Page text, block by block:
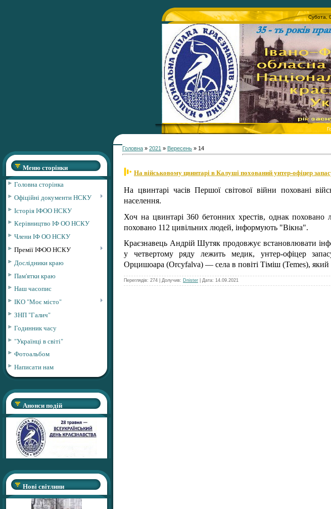
Субота,
Меню сторінки
Головна сторінка
Офіційні документи НСКУ
Історія ІФОО НСКУ
Керівництво ІФ ОО НСКУ
Члени ІФ ОО НСКУ
Премії ІФОО НСКУ
Дослідники краю
Пам'ятки краю
Наш часопис
ІКО "Моє місто"
ЗНП "Галич"
Годинник часу
"Українці в світі"
Фотоальбом
Написати нам
Анонси подій
Нові світлини
Головна » 2021 » Вересень » 14
На військовому цвинтарі в Калуші похований унтер-офіцер
На цвинтарі часів Першої світової війни поховані
населення.
Хоч на цвинтарі 360 бетонних хрестів, однак
поховано 112 цивільних людей, інформують "Вікна".
Краєзнавець Андрій Шутяк продовжує встановлювати
у четвертому ряду лежить медик, унтер-офіцер
Орцишоара (Orcyfalva) — села в повіті Тіміш (Temes), який
Переглядів: 274 | Долучив: Dnister | Дата: 14.09.2021